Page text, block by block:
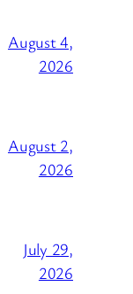
August 4,
2026
August 2,
2026
July 29,
2026